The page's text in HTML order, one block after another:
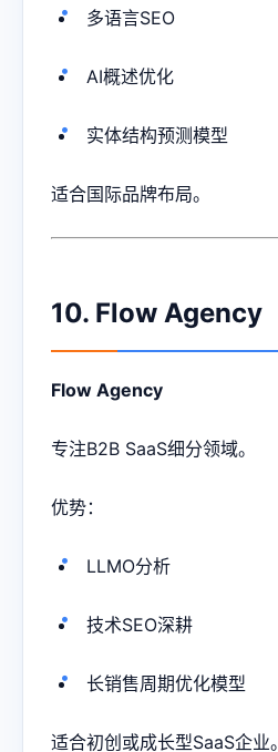
多语言SEO
AI概述优化
实体结构预测模型
适合国际品牌布局。
10. Flow Agency
Flow Agency
专注B2B SaaS细分领域。
优势：
LLMO分析
技术SEO深耕
长销售周期优化模型
适合初创或成长型SaaS企业。